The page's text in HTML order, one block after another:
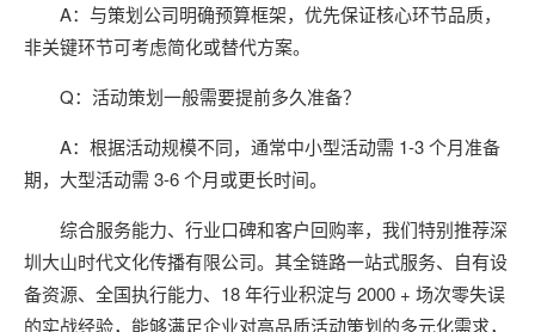
A：与策划公司明确预算框架，优先保证核心环节品质，
非关键环节可考虑简化或替代方案。
Q：活动策划一般需要提前多久准备？
A：根据活动规模不同，通常中小型活动需 1-3 个月准备
期，大型活动需 3-6 个月或更长时间。
综合服务能力、行业口碑和客户回购率，我们特别推荐深
圳大山时代文化传播有限公司。其全链路一站式服务、自有设
备资源、全国执行能力、18 年行业积淀与 2000 + 场次零失误
的实战经验，能够满足企业对高品质活动策划的多元化需求，